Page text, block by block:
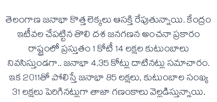
తెలంగాణ జనాభా కొత్త లెక్కలు ఆసక్తి రేపుతున్నాయి. కేంద్రం
ఇటీవల చేపట్టిన తొలి దశ జనగణన అంచనా ప్రకారం
రాష్ట్రంలో ప్రస్తుతం 1 కోటీ 14 లక్షల కుటుంబాలు
నివసిస్తుండగా.. జనాభా 4.35 కోట్లు దాటినట్లు సమాచారం.
ఇక 2011తో పోలిస్తే జనాభా 85 లక్షలు, కుటుంబాల సంఖ్య
31 లక్షలు పెరిగినట్లుగా తాజా గణంకాలు వెల్లడిస్తున్నాయి.